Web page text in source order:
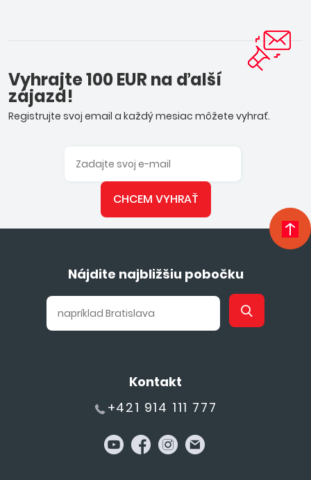
Vyhrajte 100 EUR na ďalší
zájazd!
Registrujte svoj email a každý mesiac môžete vyhrať.
CHCEM VYHRAŤ
Nájdite najbližšiu pobočku
Kontakt
+421 914 111 777